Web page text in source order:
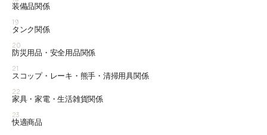
装備品関係
19
タンク関係
20
防災用品・安全用品関係
21
スコップ・レーキ・熊手・清掃用具関係
22
家具・家電・生活雑貨関係
23
快適商品